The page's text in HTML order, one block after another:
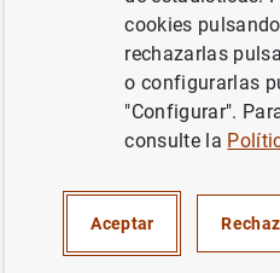
Autor: Praveen
cookies
rechazarlas
o configurarlas
"Configurar".
consulte la
Aceptar